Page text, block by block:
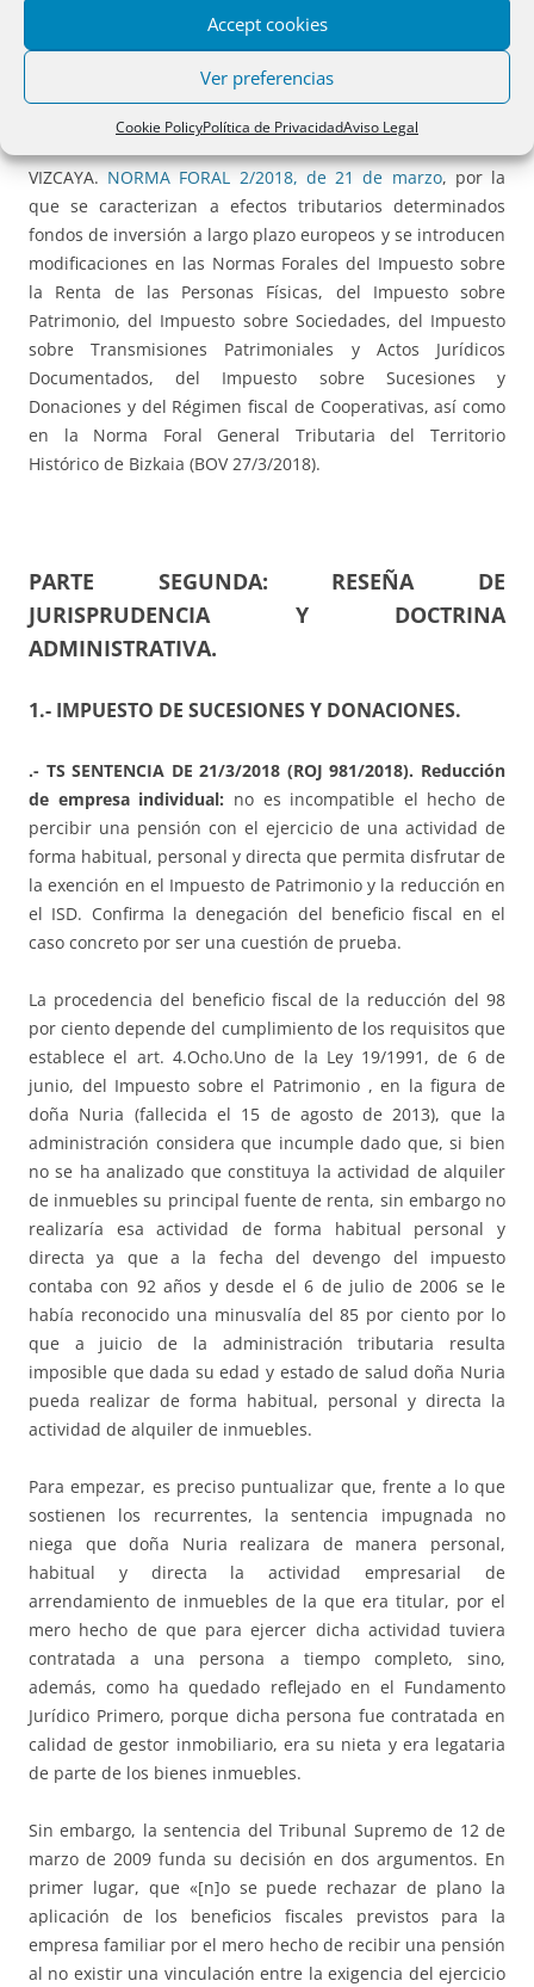
Accept cookies
Ver preferencias
Cookie PolicyPolítica de PrivacidadAviso Legal
en la gestión del Impuesto sobre Transmisiones
sobre Sucesiones y Donaciones e Impuesto Especial sobre
Determinados Medios de Transporte (BOV 2/3/2018).
VIZCAYA. NORMA FORAL 2/2018, de 21 de marzo, por la
que se caracterizan a efectos tributarios determinados
fondos de inversión a largo plazo europeos y se introducen
modificaciones en las Normas Forales del Impuesto sobre
la Renta de las Personas Físicas, del Impuesto sobre
Patrimonio, del Impuesto sobre Sociedades, del Impuesto
sobre Transmisiones Patrimoniales y Actos Jurídicos
Documentados, del Impuesto sobre Sucesiones y
Donaciones y del Régimen fiscal de Cooperativas, así como
en la Norma Foral General Tributaria del Territorio
Histórico de Bizkaia (BOV 27/3/2018).
PARTE SEGUNDA: RESEÑA DE
JURISPRUDENCIA Y DOCTRINA
ADMINISTRATIVA.
1.- IMPUESTO DE SUCESIONES Y DONACIONES.
.- TS SENTENCIA DE 21/3/2018 (ROJ 981/2018). Reducción
de empresa individual: no es incompatible el hecho de
percibir una pensión con el ejercicio de una actividad de
forma habitual, personal y directa que permita disfrutar de
la exención en el Impuesto de Patrimonio y la reducción en
el ISD. Confirma la denegación del beneficio fiscal en el
caso concreto por ser una cuestión de prueba.
La procedencia del beneficio fiscal de la reducción del 98
por ciento depende del cumplimiento de los requisitos que
establece el art. 4.Ocho.Uno de la Ley 19/1991, de 6 de
junio, del Impuesto sobre el Patrimonio , en la figura de
doña Nuria (fallecida el 15 de agosto de 2013), que la
administración considera que incumple dado que, si bien
no se ha analizado que constituya la actividad de alquiler
de inmuebles su principal fuente de renta, sin embargo no
realizaría esa actividad de forma habitual personal y
directa ya que a la fecha del devengo del impuesto
contaba con 92 años y desde el 6 de julio de 2006 se le
había reconocido una minusvalía del 85 por ciento por lo
que a juicio de la administración tributaria resulta
imposible que dada su edad y estado de salud doña Nuria
pueda realizar de forma habitual, personal y directa la
actividad de alquiler de inmuebles.
Para empezar, es preciso puntualizar que, frente a lo que
sostienen los recurrentes, la sentencia impugnada no
niega que doña Nuria realizara de manera personal,
habitual y directa la actividad empresarial de
arrendamiento de inmuebles de la que era titular, por el
mero hecho de que para ejercer dicha actividad tuviera
contratada a una persona a tiempo completo, sino,
además, como ha quedado reflejado en el Fundamento
Jurídico Primero, porque dicha persona fue contratada en
calidad de gestor inmobiliario, era su nieta y era legataria
de parte de los bienes inmuebles.
Sin embargo, la sentencia del Tribunal Supremo de 12 de
marzo de 2009 funda su decisión en dos argumentos. En
primer lugar, que «[n]o se puede rechazar de plano la
aplicación de los beneficios fiscales previstos para la
empresa familiar por el mero hecho de recibir una pensión
al no existir una vinculación entre la exigencia del ejercicio